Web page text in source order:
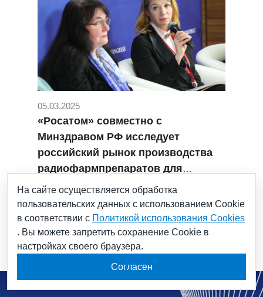
05.03.2025
«Росатом» совместно с
Минздравом РФ исследует
российский рынок производства
радиофармпрепаратов для
повышения доступности их
применения
#Росатом
#ядерная медицина
#женщины в обществе
На сайте осуществляется обработка
пользовательских данных с использованием Cookie
в соответствии с Политикой использования Cookies
. Вы можете запретить сохранение Cookie в
настройках своего браузера.
Согласен